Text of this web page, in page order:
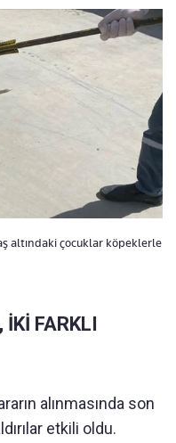
altındaki çocuklar köpeklerle
FARKLI
alınmasında son
etkili oldu.